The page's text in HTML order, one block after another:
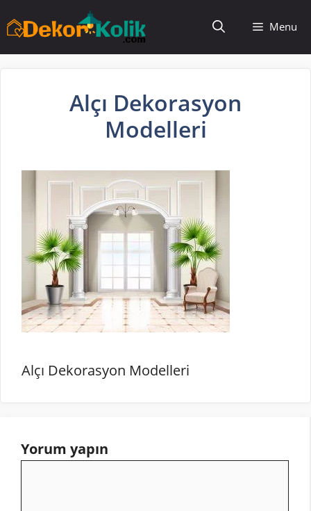
atla
Menu
Alçı Dekorasyon
Modelleri
Alçı Dekorasyon Modelleri
Yorum yapın